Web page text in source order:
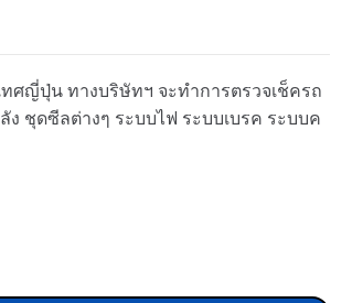
ศญี่ปุ่น ทางบริษัทฯ จะทำการตรวจเช็ครถ
ง ชุดซีลต่างๆ ระบบไฟ ระบบเบรค ระบบค